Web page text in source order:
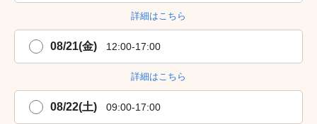
詳細はこちら
08/21(金) 12:00-17:00
詳細はこちら
08/22(土) 09:00-17:00